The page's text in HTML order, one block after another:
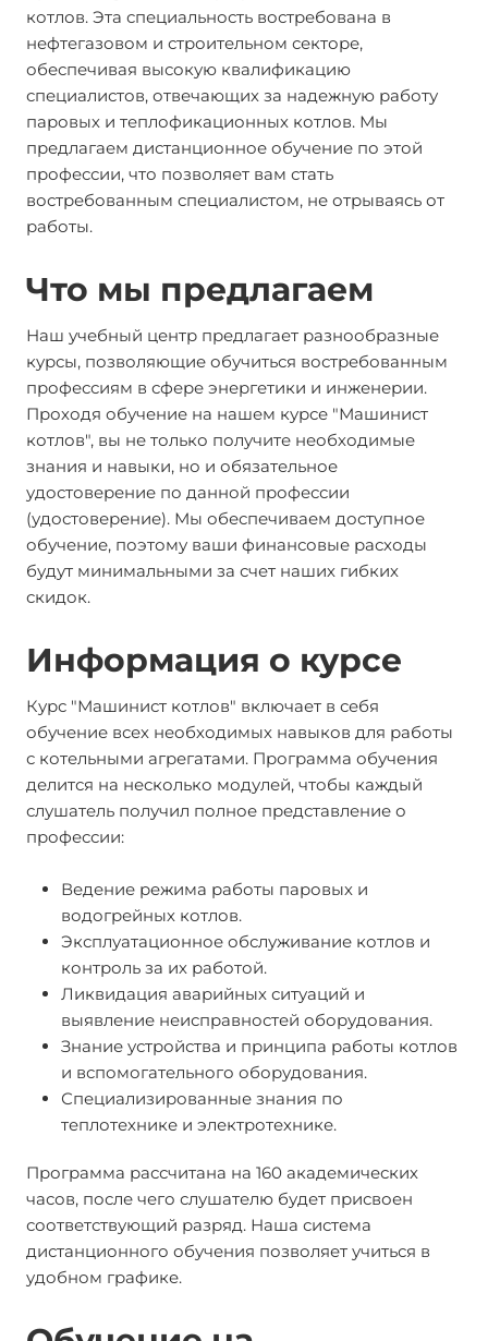
котлов. Эта специальность востребована в
нефтегазовом и строительном секторе,
обеспечивая высокую квалификацию
специалистов, отвечающих за надежную работу
паровых и теплофикационных котлов. Мы
предлагаем дистанционное обучение по этой
профессии, что позволяет вам стать
востребованным специалистом, не отрываясь от
работы.
Что мы предлагаем
Наш учебный центр предлагает разнообразные
курсы, позволяющие обучиться востребованным
профессиям в сфере энергетики и инженерии.
Проходя обучение на нашем курсе "Машинист
котлов", вы не только получите необходимые
знания и навыки, но и обязательное
удостоверение по данной профессии
(удостоверение). Мы обеспечиваем доступное
обучение, поэтому ваши финансовые расходы
будут минимальными за счет наших гибких
скидок.
Информация о курсе
Курс "Машинист котлов" включает в себя
обучение всех необходимых навыков для работы
с котельными агрегатами. Программа обучения
делится на несколько модулей, чтобы каждый
слушатель получил полное представление о
профессии:
Ведение режима работы паровых и
водогрейных котлов.
Эксплуатационное обслуживание котлов и
контроль за их работой.
Ликвидация аварийных ситуаций и
выявление неисправностей оборудования.
Знание устройства и принципа работы котлов
и вспомогательного оборудования.
Специализированные знания по
теплотехнике и электротехнике.
Программа рассчитана на 160 академических
часов, после чего слушателю будет присвоен
соответствующий разряд. Наша система
дистанционного обучения позволяет учиться в
удобном графике.